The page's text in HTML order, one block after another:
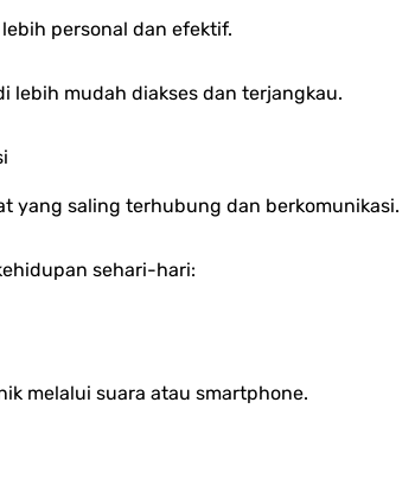
personal dan efektif.
lebih mudah diakses dan terjangkau.
yang saling terhubung dan berkomunikasi.
sehari-hari:
melalui suara atau smartphone.